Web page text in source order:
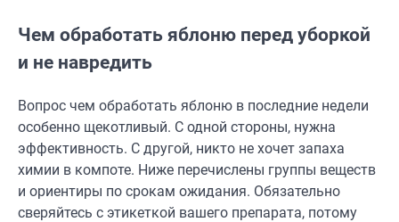
Чем обработать яблоню перед уборкой
и не навредить
Вопрос чем обработать яблоню в последние недели
особенно щекотливый. С одной стороны, нужна
эффективность. С другой, никто не хочет запаха
химии в компоте. Ниже перечислены группы веществ
и ориентиры по срокам ожидания. Обязательно
сверяйтесь с этикеткой вашего препарата, потому